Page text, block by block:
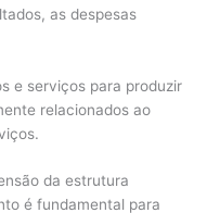
as despesas
e serviços para produzir
relacionados ao
da estrutura
é fundamental para